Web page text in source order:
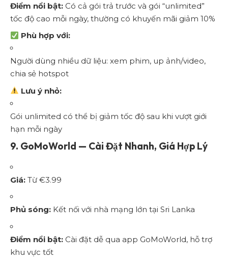
Điểm nổi bật: Có cả gói trả trước và gói “unlimited”
tốc độ cao mỗi ngày, thường có khuyến mãi giảm 10%
Phù hợp với:
Người dùng nhiều dữ liệu: xem phim, up ảnh/video,
chia sẻ hotspot
Lưu ý nhỏ:
Gói unlimited có thể bị giảm tốc độ sau khi vượt giới
hạn mỗi ngày
9. GoMoWorld — Cài Đặt Nhanh, Giá Hợp Lý
Giá: Từ €3.99
Phủ sóng: Kết nối với nhà mạng lớn tại Sri Lanka
Điểm nổi bật: Cài đặt dễ qua app GoMoWorld, hỗ trợ
khu vực tốt